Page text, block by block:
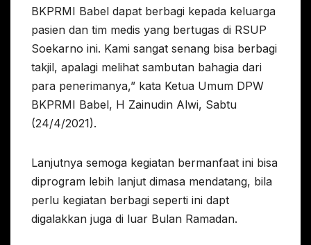
BKPRMI Babel dapat berbagi kepada keluarga
pasien dan tim medis yang bertugas di RSUP
Soekarno ini. Kami sangat senang bisa berbagi
takjil, apalagi melihat sambutan bahagia dari
para penerimanya,” kata Ketua Umum DPW
BKPRMI Babel, H Zainudin Alwi, Sabtu
(24/4/2021).
Lanjutnya semoga kegiatan bermanfaat ini bisa
diprogram lebih lanjut dimasa mendatang, bila
perlu kegiatan berbagi seperti ini dapt
digalakkan juga di luar Bulan Ramadan.